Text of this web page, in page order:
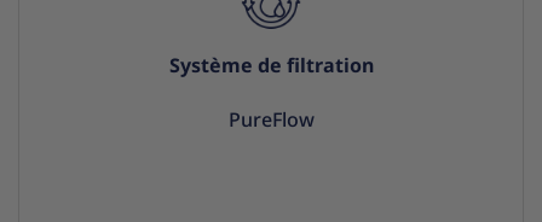
Système de filtration
PureFlow